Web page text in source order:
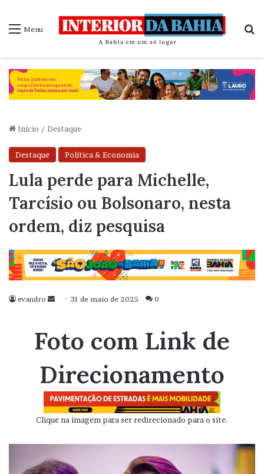
Menu
Início / Destaque
Destaque Política & Economia
Lula perde para Michelle,
Tarcísio ou Bolsonaro, nesta
ordem, diz pesquisa
evandro
Mande
mail
31 de maio de 2025 0
Foto com Link de
Direcionamento
Clique na imagem para ser redirecionado para o site.